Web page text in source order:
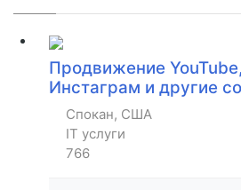
Продвижение
Инстаграм и другие
Спокан, США
IT услуги
766